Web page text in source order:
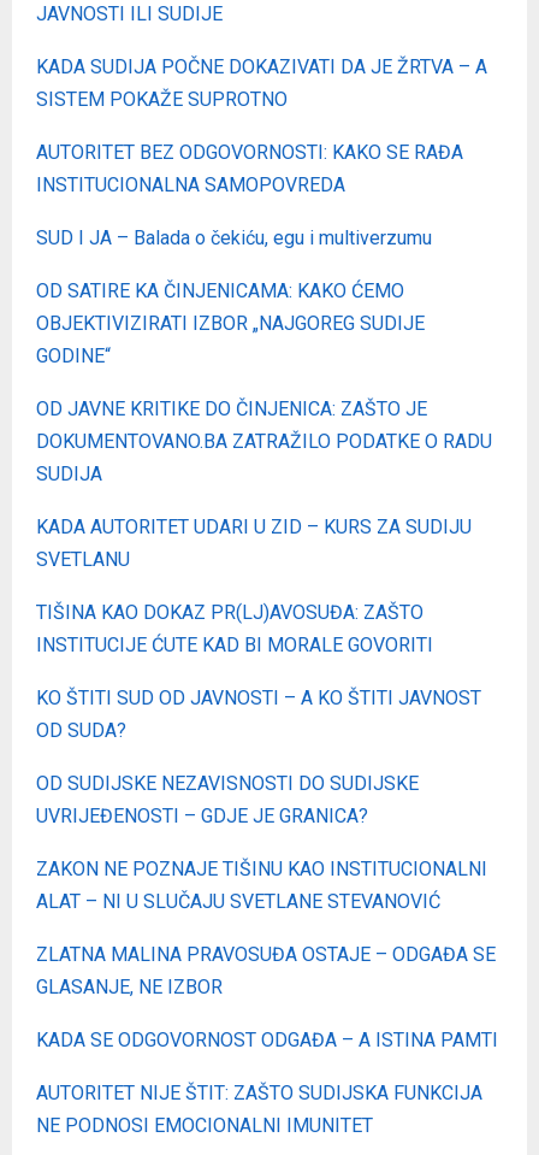
JAVNOSTI ILI SUDIJE
KADA SUDIJA POČNE DOKAZIVATI DA JE ŽRTVA – A
SISTEM POKAŽE SUPROTNO
AUTORITET BEZ ODGOVORNOSTI: KAKO SE RAĐA
INSTITUCIONALNA SAMOPOVREDA
SUD I JA – Balada o čekiću, egu i multiverzumu
OD SATIRE KA ČINJENICAMA: KAKO ĆEMO
OBJEKTIVIZIRATI IZBOR „NAJGOREG SUDIJE
GODINE“
OD JAVNE KRITIKE DO ČINJENICA: ZAŠTO JE
DOKUMENTOVANO.BA ZATRAŽILO PODATKE O RADU
SUDIJA
KADA AUTORITET UDARI U ZID – KURS ZA SUDIJU
SVETLANU
TIŠINA KAO DOKAZ PR(LJ)AVOSUĐA: ZAŠTO
INSTITUCIJE ĆUTE KAD BI MORALE GOVORITI
KO ŠTITI SUD OD JAVNOSTI – A KO ŠTITI JAVNOST
OD SUDA?
OD SUDIJSKE NEZAVISNOSTI DO SUDIJSKE
UVRIJEĐENOSTI – GDJE JE GRANICA?
ZAKON NE POZNAJE TIŠINU KAO INSTITUCIONALNI
ALAT – NI U SLUČAJU SVETLANE STEVANOVIĆ
ZLATNA MALINA PRAVOSUĐA OSTAJЕ – ODGAĐA SE
GLASANJE, NE IZBOR
KADA SE ODGOVORNOST ODGAĐA – A ISTINA PAMTI
AUTORITET NIJE ŠTIT: ZAŠTO SUDIJSKA FUNKCIJA
NE PODNOSI EMOCIONALNI IMUNITET